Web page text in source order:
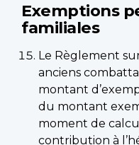
Exemptions
familiales
Le Règlement
anciens
montant
du montant
moment de
contribution à